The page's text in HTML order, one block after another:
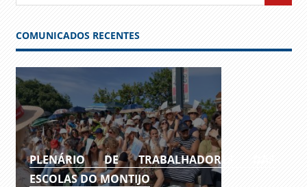
COMUNICADOS RECENTES
PLENÁRIO DE TRABALHADORES DAS
ESCOLAS DO MONTIJO